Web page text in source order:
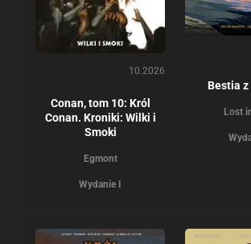
10.2026
Conan, tom 10: Król
Conan. Kroniki: Wilki i
Smoki
Egmont
Wydanie I
Bestia z
Lost